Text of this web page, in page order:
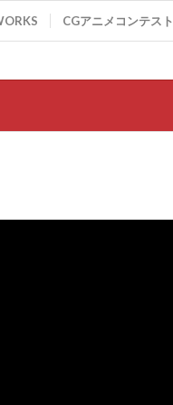
CGアニメコンテスト